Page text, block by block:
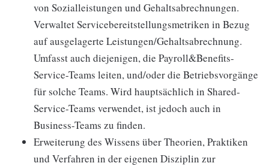
von Sozialleistungen und Gehaltsabrechnungen.
Verwaltet Servicebereitstellungsmetriken in Bezug
auf ausgelagerte Leistungen/Gehaltsabrechnung.
Umfasst auch diejenigen, die Payroll&Benefits-
Service-Teams leiten, und/oder die Betriebsvorgänge
für solche Teams. Wird hauptsächlich in Shared-
Service-Teams verwendet, ist jedoch auch in
Business-Teams zu finden.
Erweiterung des Wissens über Theorien, Praktiken
und Verfahren in der eigenen Disziplin zur